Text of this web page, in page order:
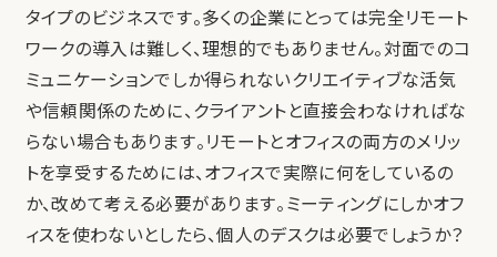
タイプのビジネスです。多くの企業にとっては完全リモート
ワークの導入は難しく、理想的でもありません。対面でのコ
ミュニケーションでしか得られないクリエイティブな活気
や信頼関係のために、クライアントと直接会わなければな
らない場合もあります。リモートとオフィスの両方のメリッ
トを享受するためには、オフィスで実際に何をしているの
か、改めて考える必要があります。ミーティングにしかオフ
ィスを使わないとしたら、個人のデスクは必要でしょうか？